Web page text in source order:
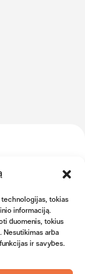
technologijas, tokias
informaciją.
duomenis, tokius
Nesutikimas arba
ir savybes.
kursai
mokėjimai